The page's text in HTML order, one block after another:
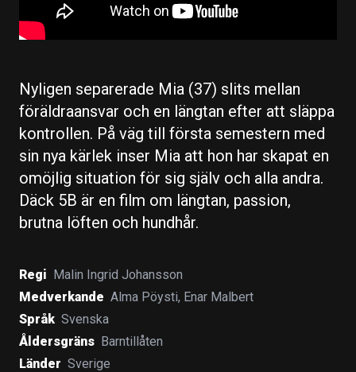
Nyligen separerade Mia (37) slits mellan
föräldraansvar och en längtan efter att släppa
kontrollen. På väg till första semestern med
sin nya kärlek inser Mia att hon har skapat en
omöjlig situation för sig själv och alla andra.
Däck 5B är en film om längtan, passion,
brutna löften och hundhår.
Regi Malin Ingrid Johansson
Medverkande Alma Pöysti, Enar Malbert
Språk Svenska
Åldersgräns Barntillåten
Länder Sverige